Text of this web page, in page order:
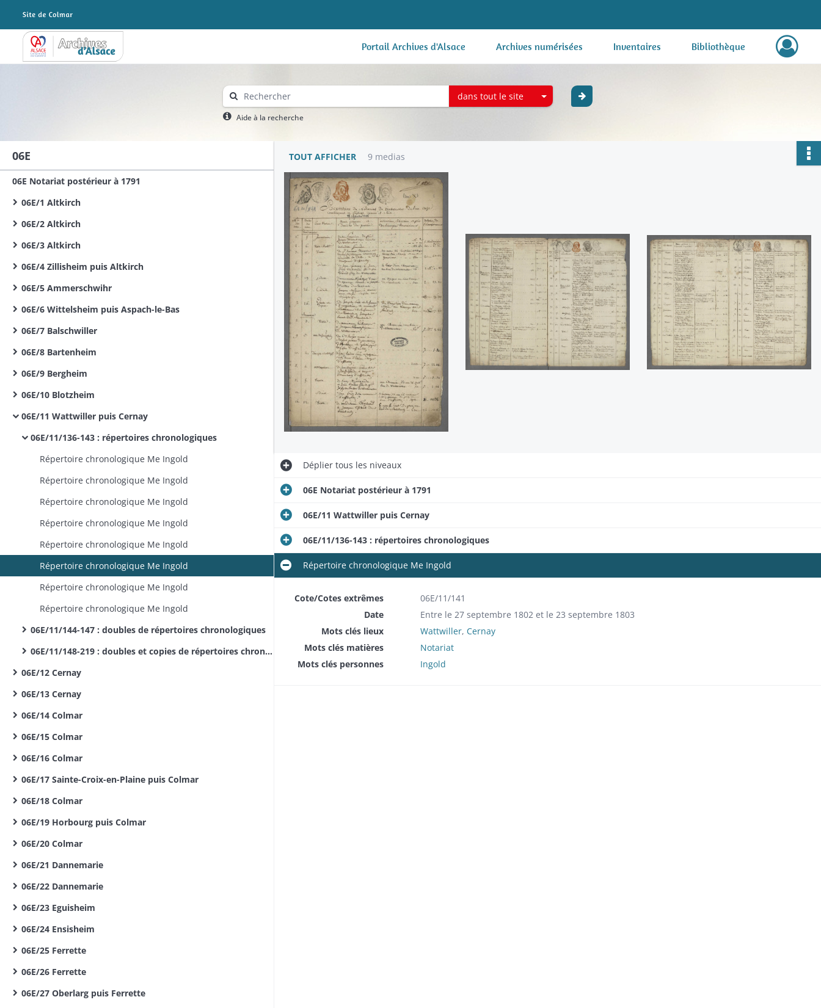
Archives Alsace - Colmar Portail Archives d'Alsace Archives numérisées Inventaires Bibliothèque
dans tout le site
Aide à la recherche
06E
06E Notariat postérieur à 1791
06E/1 Altkirch
06E/2 Altkirch
06E/3 Altkirch
06E/4 Zillisheim puis Altkirch
06E/5 Ammerschwihr
06E/6 Wittelsheim puis Aspach-le-Bas
06E/7 Balschwiller
06E/8 Bartenheim
06E/9 Bergheim
06E/10 Blotzheim
06E/11 Wattwiller puis Cernay
06E/11/136-143 : répertoires chronologiques
Répertoire chronologique Me Ingold
Répertoire chronologique Me Ingold
Répertoire chronologique Me Ingold
Répertoire chronologique Me Ingold
Répertoire chronologique Me Ingold
Répertoire chronologique Me Ingold
Répertoire chronologique Me Ingold
Répertoire chronologique Me Ingold
06E/11/144-147 : doubles de répertoires chronologiques
06E/11/148-219 : doubles et copies de répertoires chronologiques
06E/12 Cernay
06E/13 Cernay
06E/14 Colmar
06E/15 Colmar
06E/16 Colmar
06E/17 Sainte-Croix-en-Plaine puis Colmar
06E/18 Colmar
06E/19 Horbourg puis Colmar
06E/20 Colmar
06E/21 Dannemarie
06E/22 Dannemarie
06E/23 Eguisheim
06E/24 Ensisheim
06E/25 Ferrette
06E/26 Ferrette
06E/27 Oberlarg puis Ferrette
TOUT AFFICHER 9 medias
Dépliertous les niveaux
06E Notariat postérieur à 1791
06E/11 Wattwiller puis Cernay
06E/11/136-143 : répertoires chronologiques
Répertoire chronologique Me Ingold
Cote/Cotes extrêmes
06E/11/141
Date
Entre le 27 septembre 1802 et le 23 septembre 1803
Mots clés lieux
Wattwiller, Cernay
Mots clés matières
Notariat
Mots clés personnes
Ingold